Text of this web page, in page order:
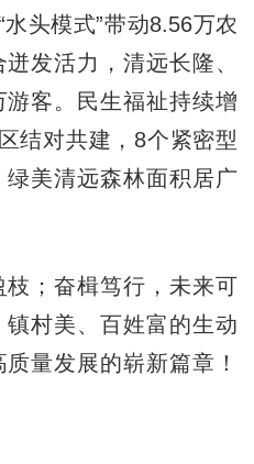
头模式”带动8.56万农
发活力，清远长隆、
客。民生福祉持续增
结对共建，8个紧密型
美清远森林面积居广
；奋楫笃行，未来可
村美、百姓富的生动
量发展的崭新篇章！